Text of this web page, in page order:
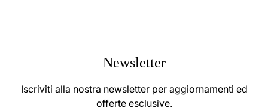
Newsletter
Iscriviti alla nostra newsletter per aggiornamenti ed
offerte esclusive.